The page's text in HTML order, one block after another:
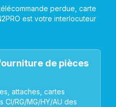
perdue, carte
est votre interlocuteur
de pièces
attaches, cartes
CI/RG/MG/HY/AU des